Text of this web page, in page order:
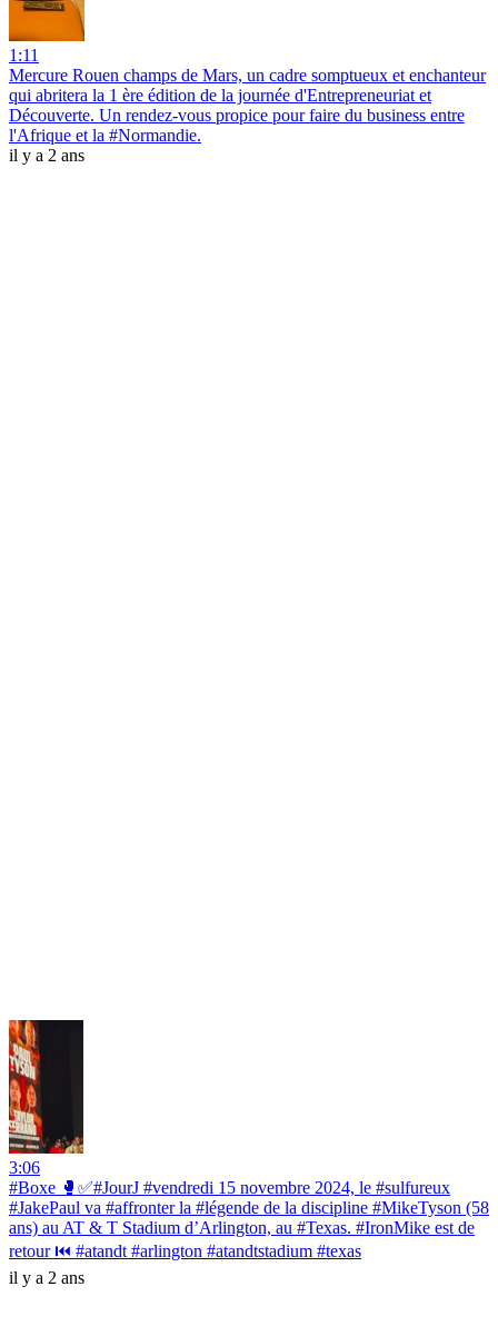
1:11
Mercure Rouen champs de Mars, un cadre somptueux et enchanteur
qui abritera la 1 ère édition de la journée d'Entrepreneuriat et
Découverte. Un rendez-vous propice pour faire du business entre
l'Afrique et la #Normandie.
il y a 2 ans
3:06
#Boxe 🥊✅#JourJ #vendredi 15 novembre 2024, le #sulfureux
#JakePaul va #affronter la #légende de la discipline #MikeTyson (58
ans) au AT & T Stadium d’Arlington, au #Texas. #IronMike est de
retour ⏮️ #atandt #arlington #atandtstadium #texas
il y a 2 ans